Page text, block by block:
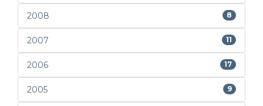
2008 8
2007 11
2006 17
2005 9